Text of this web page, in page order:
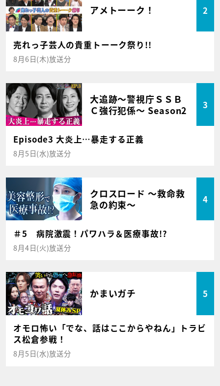
アメトーーク！ 2
売れっ子芸人の貴重トーーク祭り!!
8月6日(木)放送分
大追跡～警視庁ＳＳＢ
Ｃ強行犯係～ Season2
3
Episode3 大炎上…暴走する正義
8月5日(水)放送分
クロスロード ～救命救
急の約束～
4
＃5 病院激震！パワハラ＆医療事故!?
8月4日(火)放送分
かまいガチ 5
オモロ怖い「でな、話はここからやねん」トラビ
ス松倉参戦！
8月5日(水)放送分